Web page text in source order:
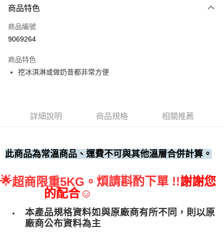
運送方式
• 付款後全家取貨
• 付款後7-11取貨
每筆NT$60，滿NT$699(含以上)免運費
商品特色
商品編號
9069264
商品特色
挖冰淇淋或做奶昔都非常方便
詳細說明 商品規格 相關推薦
此商品為常溫商品、運費不可與其他溫層合併計算。
🌟超商限重5KG。 煩請斟酌下單 !!謝謝您
的配合☺
本產品規格資料如與原廠商有所不同，則以原
廠商公布資料為主